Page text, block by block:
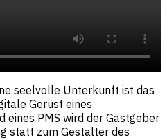
seelvolle Unterkunft ist das
Gerüst eines
eines PMS wird der Gastgeber
statt zum Gestalter des